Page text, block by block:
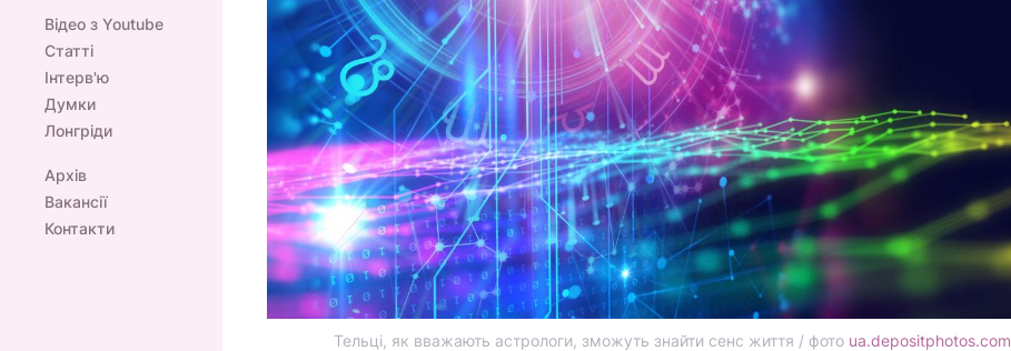
Відео з Youtube
Статті
Інтерв'ю
Думки
Лонгріди
Архів
Вакансії
Контакти
Тельці, як вважають астрологи, зможуть знайти сенс життя / фото ua.depositphotos.com